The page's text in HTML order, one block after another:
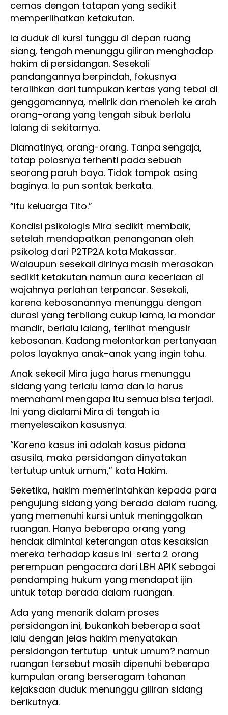
cemas dengan tatapan yang sedikit
memperlihatkan ketakutan.
Ia duduk di kursi tunggu di depan ruang
siang, tengah menunggu giliran menghadap
hakim di persidangan. Sesekali
pandangannya berpindah, fokusnya
teralihkan dari tumpukan kertas yang tebal di
genggamannya, melirik dan menoleh ke arah
orang-orang yang tengah sibuk berlalu
lalang di sekitarnya.
Diamatinya, orang-orang. Tanpa sengaja,
tatap polosnya terhenti pada sebuah
seorang paruh baya. Tidak tampak asing
baginya. Ia pun sontak berkata.
“Itu keluarga Tito.”
Kondisi psikologis Mira sedikit membaik,
setelah mendapatkan penanganan oleh
psikolog dari P2TP2A kota Makassar.
Walaupun sesekali dirinya masih merasakan
sedikit ketakutan namun aura keceriaan di
wajahnya perlahan terpancar. Sesekali,
karena kebosanannya menunggu dengan
durasi yang terbilang cukup lama, ia mondar
mandir, berlalu lalang, terlihat mengusir
kebosanan. Kadang melontarkan pertanyaan
polos layaknya anak-anak yang ingin tahu.
Anak sekecil Mira juga harus menunggu
sidang yang terlalu lama dan ia harus
memahami mengapa itu semua bisa terjadi.
Ini yang dialami Mira di tengah ia
menyelesaikan kasusnya.
“Karena kasus ini adalah kasus pidana
asusila, maka persidangan dinyatakan
tertutup untuk umum,” kata Hakim.
Seketika, hakim memerintahkan kepada para
pengujung sidang yang berada dalam ruang,
yang memenuhi kursi untuk meninggalkan
ruangan. Hanya beberapa orang yang
hendak dimintai keterangan atas kesaksian
mereka terhadap kasus ini serta 2 orang
perempuan pengacara dari LBH APIK sebagai
pendamping hukum yang mendapat ijin
untuk tetap berada dalam ruangan.
Ada yang menarik dalam proses
persidangan ini, bukankah beberapa saat
lalu dengan jelas hakim menyatakan
persidangan tertutup untuk umum? namun
ruangan tersebut masih dipenuhi beberapa
kumpulan orang berseragam tahanan
kejaksaan duduk menunggu giliran sidang
berikutnya.